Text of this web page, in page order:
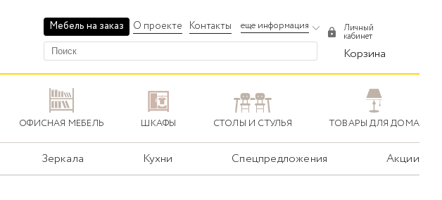
Мебель на заказ О проекте Контакты еще информация Личный
кабинет
Корзина
ОФИСНАЯ МЕБЕЛЬ ШКАФЫ СТОЛЫ И СТУЛЬЯ ТОВАРЫ ДЛЯ ДОМА
Зеркала Кухни Спецпредложения Акции